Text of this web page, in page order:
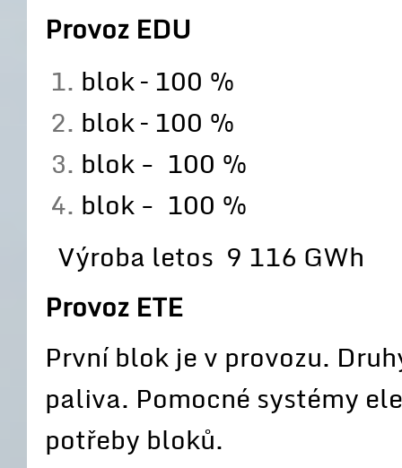
Provoz EDU
blok – 100 %
blok – 100 %
blok - 100 %
blok - 100 %
Výroba letos 9 116 GWh
Provoz ETE
První blok je v provozu.
paliva. Pomocné systémy
potřeby bloků.